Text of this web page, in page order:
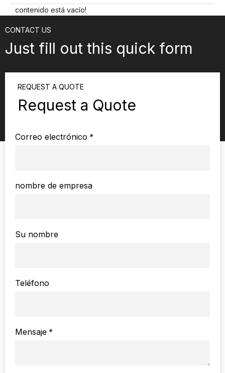
contenido está vacío!
CONTACT US
Just fill out this quick form
REQUEST A QUOTE
Request a Quote
*
Correo electrónico
nombre de empresa
Su nombre
Teléfono
*
Mensaje